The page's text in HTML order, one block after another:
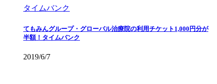
タイムバンク
てもみんグループ・グローバル治療院の利用チケット1,000円分が
半額！タイムバンク
2019/6/7